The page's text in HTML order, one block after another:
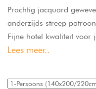
Prachtig jacquard
anderzijds streep
Fijne hotel kwaliteit voor
Dekbedovertrek Zygo is
Lees meer..